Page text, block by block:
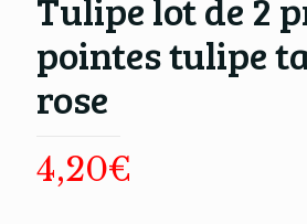
pointes tulipe
rose
4,20€